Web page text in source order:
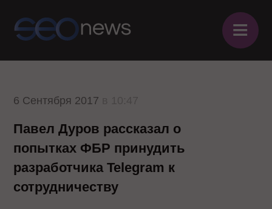
≡
6 Сентября 2017
Павел Дуров рассказал о
попытках ФБР принудить
разработчика Telegram к
сотрудничеству